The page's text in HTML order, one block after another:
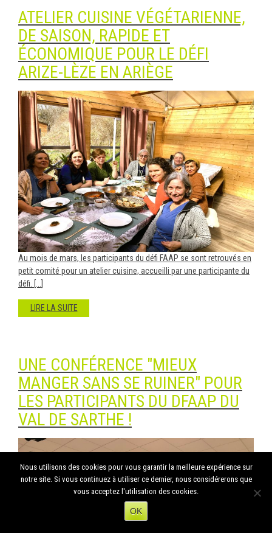
ATELIER CUISINE VÉGÉTARIENNE,
DE SAISON, RAPIDE ET
ÉCONOMIQUE POUR LE DÉFI
ARIZE-LÈZE EN ARIÈGE
Au mois de mars, les participants du défi FAAP se sont retrouvés en
petit comité pour un atelier cuisine, accueilli par une participante du
défi. [...]
LIRE LA SUITE
UNE CONFÉRENCE "MIEUX
MANGER SANS SE RUINER" POUR
LES PARTICIPANTS DU DFAAP DU
VAL DE SARTHE !
Nous utilisons des cookies pour vous garantir la meilleure expérience sur
notre site. Si vous continuez à utiliser ce dernier, nous considérerons que
vous acceptez l'utilisation des cookies.
OK